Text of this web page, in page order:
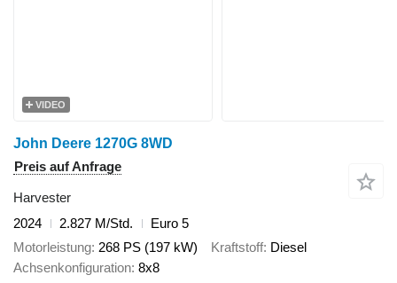
VIDEO
John Deere 1270G 8WD
Preis auf Anfrage
Harvester
2024
2.827 M/Std.
Euro 5
Motorleistung 268 PS (197 kW) Kraftstoff Diesel
Achsenkonfiguration 8x8